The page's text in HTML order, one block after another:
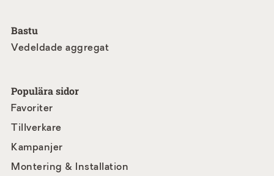
Bastu
Vedeldade aggregat
Populära sidor
Favoriter
Tillverkare
Kampanjer
Montering & Installation